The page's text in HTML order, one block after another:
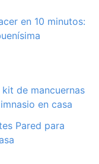
en 10 minutos:
de mancuernas
en casa
Pared para